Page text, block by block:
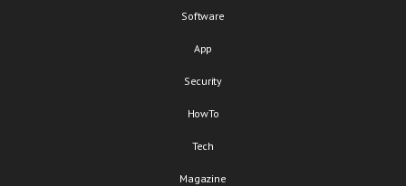
Software
App
Security
HowTo
Tech
Magazine